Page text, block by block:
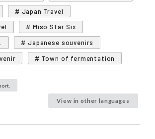
# Japan Travel
# Miso Star Six
# Japanese souvenirs
# Town of fermentation
View in other languages